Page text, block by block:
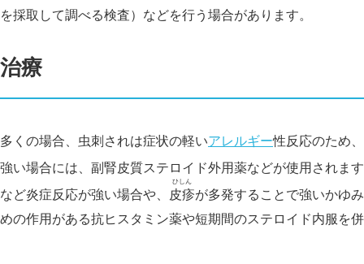
を採取して調べる検査）などを行う場合があります。
治療
多くの場合、虫刺されは症状の軽いアレルギー性反応のため
強い場合には、副腎皮質ステロイド外用薬などが使用されま
など炎症反応が強い場合や、 皮疹
ひしん
が多発することで強いかゆ
めの作用がある抗ヒスタミン薬や短期間のステロイド内服を